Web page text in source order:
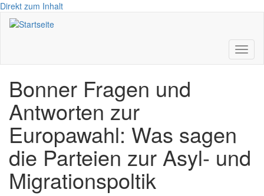
Direkt zum Inhalt
Bonner Fragen und
Antworten zur
Europawahl: Was sagen
die Parteien zur Asyl- und
Migrationspoltik